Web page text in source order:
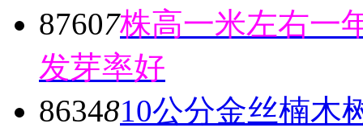
87607株高一米左右一
发芽率好
8634810公分金丝楠木